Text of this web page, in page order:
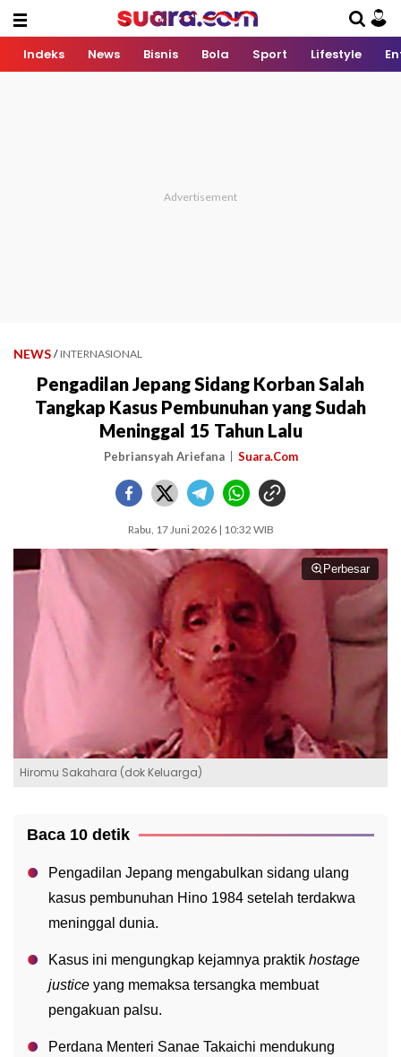
Indeks News Bisnis Bola Sport Lifestyle
NEWS / INTERNASIONAL
Pengadilan Jepang Sidang Korban Salah
Tangkap Kasus Pembunuhan yang Sudah
Meninggal 15 Tahun Lalu
Pebriansyah Ariefana Suara.Com
Rabu, 17 Juni 2026 | 10:32 WIB
Perbesar
Hiromu Sakahara (dok Keluarga)
Baca 10 detik
Pengadilan Jepang mengabulkan sidang ulang
kasus pembunuhan Hino 1984 setelah terdakwa
meninggal dunia.
Kasus ini mengungkap kejamnya praktik hostage
justice yang memaksa tersangka membuat
pengakuan palsu.
Perdana Menteri Sanae Takaichi mendukung